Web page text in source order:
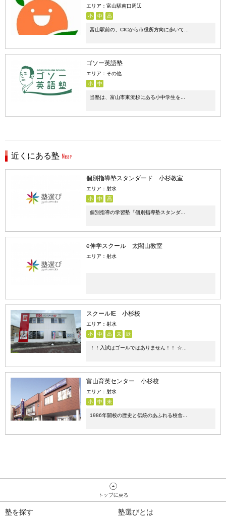
エリア：富山駅南口周辺
小
中 高
富山駅前の、CICから市役所方向に歩いて...
ゴソー英語塾
エリア：その他
小
中
当塾は、富山市東流杉にある小中学生を...
近くにある塾
個別指導塾スタンダード 小杉教室
エリア：射水
小
中 高
個別指導の学習塾「個別指導塾スタンダ...
e伸学スクール 太閤山教室
エリア：射水
スクールIE 小杉校
エリア：射水
小
中 高 未 既
！！入試はゴールではありません！！ ☆...
富山育英センター 小杉校
エリア：射水
小
中 未
1986年開校の歴史と伝統のあふれる校舎...
塾を探す 塾選びとは